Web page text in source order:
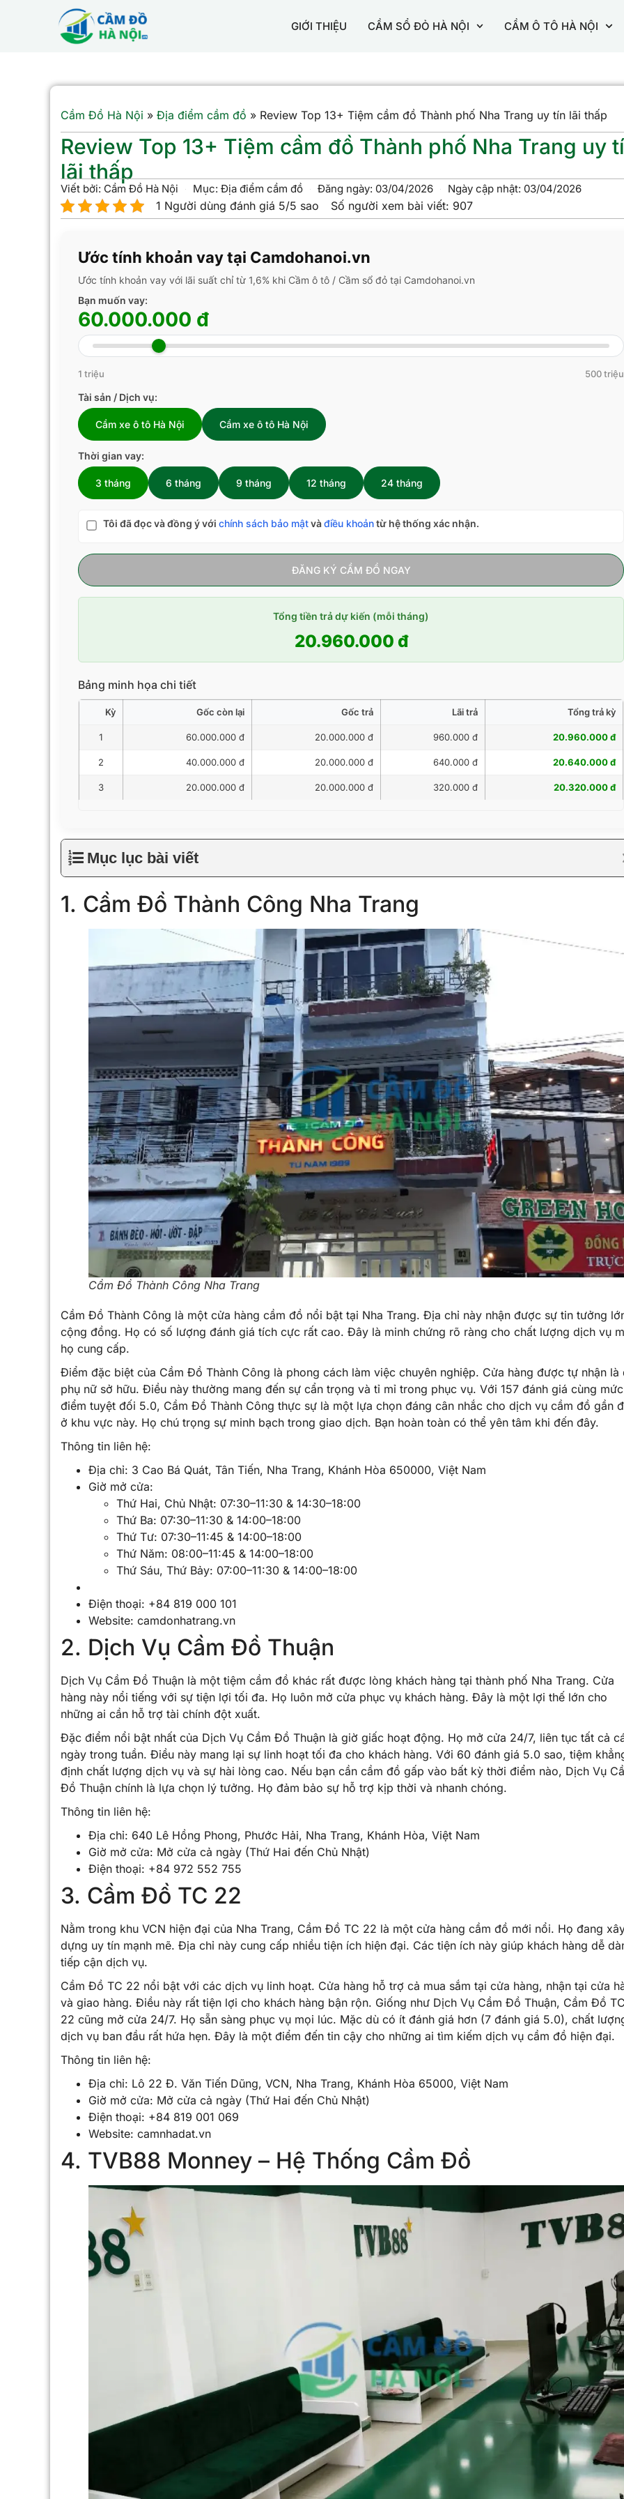
GIỚI THIỆU CẦM SỔ ĐỎ HÀ NỘI CẦM Ô TÔ HÀ NỘI
Cầm Đồ Hà Nội » Địa điểm cầm đồ » Review Top 13+ Tiệm cầm đồ Thành phố Nha Trang uy tín lãi thấp
Review Top 13+ Tiệm cầm đồ Thành phố Nha Trang uy
lãi thấp
Viết bởi: Cầm Đồ Hà Nội Mục: Địa điểm cầm đồ Đăng ngày: 03/04/2026 Ngày cập nhật: 03/04/2026
1 Người dùng đánh giá 5/5 sao Số người xem bài viết: 907
Ước tính khoản vay tại Camdohanoi.vn
Ước tính khoản vay với lãi suất chỉ từ 1,6% khi Cầm ô tô / Cầm sổ đỏ tại Camdohanoi.vn
Bạn muốn vay:
60.000.000 đ
1 triệu 500 triệu
Tài sản / Dịch vụ:
Cầm xe ô tô Hà Nội Cầm xe ô tô Hà Nội
Thời gian vay:
3 tháng 6 tháng 9 tháng 12 tháng 24 tháng
Tôi đã đọc và đồng ý với chính sách bảo mậtvàđiều khoảntừ hệ thống xác nhận.
ĐĂNG KÝ CẦM ĐỒ NGAY
Tổng tiền trả dự kiến (mỗi tháng)
20.960.000 đ
Bảng minh họa chi tiết
Kỳ Gốc còn lại Gốc trả Lãi trả Tổng trả kỳ
1 60.000.000 đ 20.000.000 đ 960.000 đ 20.960.000 đ
2 40.000.000 đ 20.000.000 đ 640.000 đ 20.640.000 đ
3 20.000.000 đ 20.000.000 đ 320.000 đ 20.320.000 đ
Mục lục bài viết
1. Cầm Đồ Thành Công Nha Trang
Cầm Đồ Thành Công Nha Trang
Cầm Đồ Thành Công là một cửa hàng cầm đồ nổi bật tại Nha Trang. Địa chỉ này nhận được sự tin tưởng
cộng đồng. Họ có số lượng đánh giá tích cực rất cao. Đây là minh chứng rõ ràng cho chất lượng dịch vụ
họ cung cấp.
Điểm đặc biệt của Cầm Đồ Thành Công là phong cách làm việc chuyên nghiệp. Cửa hàng được tự nhận là
phụ nữ sở hữu. Điều này thường mang đến sự cẩn trọng và tỉ mỉ trong phục vụ. Với 157 đánh giá cùng mức
điểm tuyệt đối 5.0, Cầm Đồ Thành Công thực sự là một lựa chọn đáng cân nhắc cho dịch vụ cầm đồ gần
ở khu vực này. Họ chú trọng sự minh bạch trong giao dịch. Bạn hoàn toàn có thể yên tâm khi đến đây.
Thông tin liên hệ:
Địa chỉ: 3 Cao Bá Quát, Tân Tiến, Nha Trang, Khánh Hòa 650000, Việt Nam
Giờ mở cửa:
Thứ Hai, Chủ Nhật: 07:30–11:30 & 14:30–18:00
Thứ Ba: 07:30–11:30 & 14:00–18:00
Thứ Tư: 07:30–11:45 & 14:00–18:00
Thứ Năm: 08:00–11:45 & 14:00–18:00
Thứ Sáu, Thứ Bảy: 07:00–11:30 & 14:00–18:00
Điện thoại: +84 819 000 101
Website: camdonhatrang.vn
2. Dịch Vụ Cầm Đồ Thuận
Dịch Vụ Cầm Đồ Thuận là một tiệm cầm đồ khác rất được lòng khách hàng tại thành phố Nha Trang. Cửa
hàng này nổi tiếng với sự tiện lợi tối đa. Họ luôn mở cửa phục vụ khách hàng. Đây là một lợi thế lớn cho
những ai cần hỗ trợ tài chính đột xuất.
Đặc điểm nổi bật nhất của Dịch Vụ Cầm Đồ Thuận là giờ giấc hoạt động. Họ mở cửa 24/7, liên tục tất cả
ngày trong tuần. Điều này mang lại sự linh hoạt tối đa cho khách hàng. Với 60 đánh giá 5.0 sao, tiệm
định chất lượng dịch vụ và sự hài lòng cao. Nếu bạn cần cầm đồ gấp vào bất kỳ thời điểm nào, Dịch Vụ
Đồ Thuận chính là lựa chọn lý tưởng. Họ đảm bảo sự hỗ trợ kịp thời và nhanh chóng.
Thông tin liên hệ:
Địa chỉ: 640 Lê Hồng Phong, Phước Hải, Nha Trang, Khánh Hòa, Việt Nam
Giờ mở cửa: Mở cửa cả ngày (Thứ Hai đến Chủ Nhật)
Điện thoại: +84 972 552 755
3. Cầm Đồ TC 22
Nằm trong khu VCN hiện đại của Nha Trang, Cầm Đồ TC 22 là một cửa hàng cầm đồ mới nổi. Họ đang
dựng uy tín mạnh mẽ. Địa chỉ này cung cấp nhiều tiện ích hiện đại. Các tiện ích này giúp khách hàng dễ
tiếp cận dịch vụ.
Cầm Đồ TC 22 nổi bật với các dịch vụ linh hoạt. Cửa hàng hỗ trợ cả mua sắm tại cửa hàng, nhận tại cửa
và giao hàng. Điều này rất tiện lợi cho khách hàng bận rộn. Giống như Dịch Vụ Cầm Đồ Thuận, Cầm Đồ TC
22 cũng mở cửa 24/7. Họ sẵn sàng phục vụ mọi lúc. Mặc dù có ít đánh giá hơn (7 đánh giá 5.0), chất
dịch vụ ban đầu rất hứa hẹn. Đây là một điểm đến tin cậy cho những ai tìm kiếm dịch vụ cầm đồ hiện đại.
Thông tin liên hệ:
Địa chỉ: Lô 22 Đ. Văn Tiến Dũng, VCN, Nha Trang, Khánh Hòa 65000, Việt Nam
Giờ mở cửa: Mở cửa cả ngày (Thứ Hai đến Chủ Nhật)
Điện thoại: +84 819 001 069
Website: camnhadat.vn
4. TVB88 Monney – Hệ Thống Cầm Đồ